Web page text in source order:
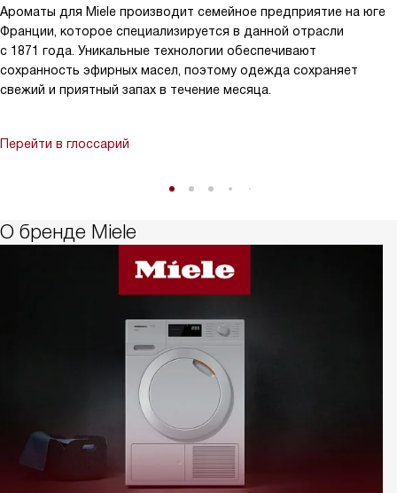
Ароматы для Miele производит семейное предприятие на юге
Франции, которое специализируется в данной отрасли
с 1871 года. Уникальные технологии обеспечивают
сохранность эфирных масел, поэтому одежда сохраняет
свежий и приятный запах в течение месяца.
Перейти в глоссарий
О бренде Miele